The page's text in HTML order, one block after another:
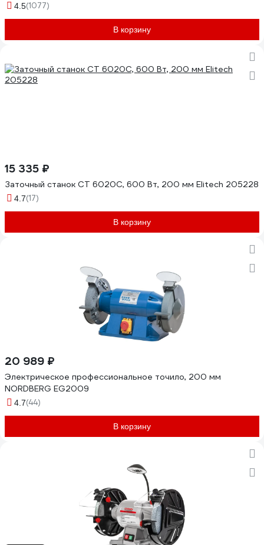
4.5(1077)
В корзину
15 335 ₽
Заточный станок СТ 6020С, 600 Вт, 200 мм Elitech 205228
4.7(17)
В корзину
20 989 ₽
Электрическое профессиональное точило, 200 мм
NORDBERG EG2009
4.7(44)
В корзину